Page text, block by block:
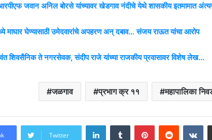
जवान अनिल बोरसे यांच्यावर खेडगाव नंदीचे येथे शासकीय इतमामात
माघार घेण्यासाठी उमेदवारांचे अपहरण अन् दबाव… संजय राऊत यांचा आरोप
शिवसैनिक ते नगरसेवक, संदीप राजे यांच्या राजकीय प्रवासावर विशेष लेख…
जळगाव प्रभाग क्र ११ महापालिका
Twitter
LinkedInTumblr PinterestReddit